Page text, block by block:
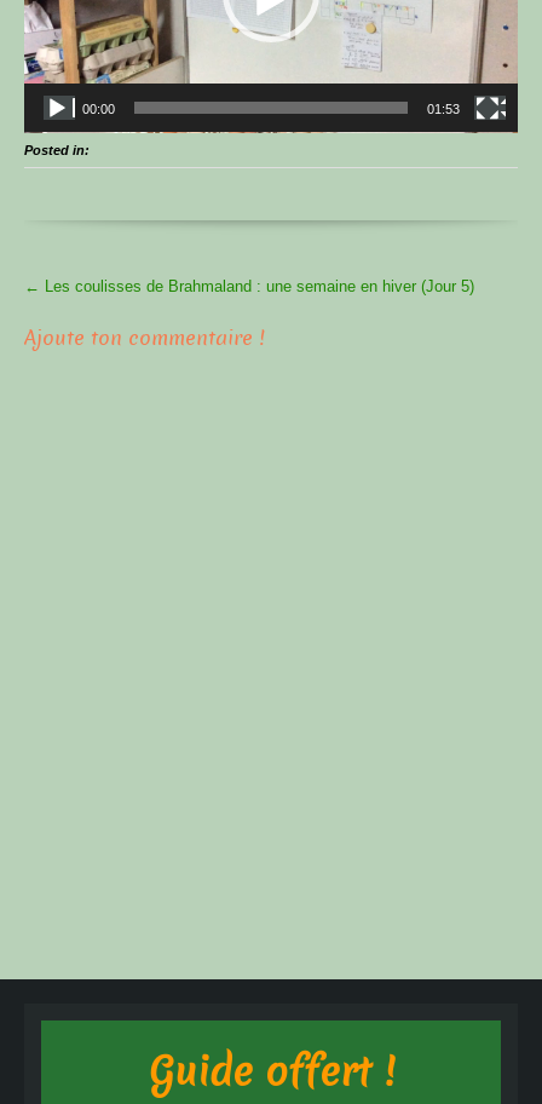
00:00 01:53
Posted in:
More
← Les coulisses de Brahmaland : une semaine en hiver (Jour 5)
Ajoute ton commentaire !
Guide offert !